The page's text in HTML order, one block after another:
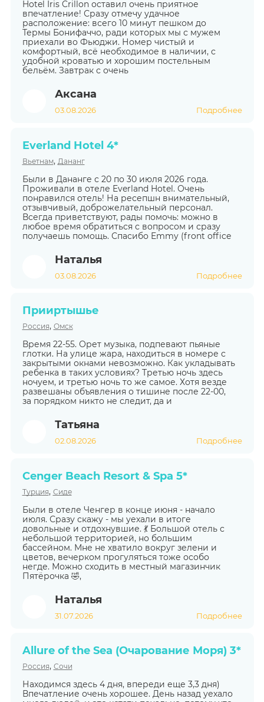
Hotel Iris Crillon оставил очень приятное
впечатление! Сразу отмечу удачное
расположение: всего 10 минут пешком до
Термы Бонифаччо, ради которых мы с мужем
приехали во Фьюджи. Номер чистый и
комфортный, всё необходимое в наличии, с
удобной кроватью и хорошим постельным
бельём. Завтрак с очень
Аксана
03.08.2026 Подробнее
Everland Hotel 4*
Вьетнам, Дананг
Были в Дананге с 20 по 30 июля 2026 года.
Проживали в отеле Everland Hotel. Очень
понравился отель! На ресепшн внимательный,
отзывчивый, доброжелательный персонал.
Всегда приветствуют, рады помочь: можно в
любое время обратиться с вопросом и сразу
получаешь помощь. Спасибо Emmy (front office
Наталья
03.08.2026 Подробнее
Прииртышье
Россия, Омск
Время 22-55. Орет музыка, подпевают пьяные
глотки. На улице жара, находиться в номере с
закрытыми окнами невозможно. Как укладывать
ребенка в таких условиях? Третью ночь здесь
ночуем, и третью ночь то же самое. Хотя везде
развешаны объявления о тишине после 22-00,
за порядком никто не следит, да и
Татьяна
02.08.2026 Подробнее
Cenger Beach Resort & Spa 5*
Турция, Сиде
Были в отеле Ченгер в конце июня - начало
июля. Сразу скажу - мы уехали в итоге
довольные и отдохнувшие. 💃 Большой отель с
небольшой территорией, но большим
бассейном. Мне не хватило вокруг зелени и
цветов, вечерком прогуляться тоже особо
негде. Можно сходить в местный магазинчик
Пятёрочка 🤣,
Наталья
31.07.2026 Подробнее
Allure of the Sea (Очарование Моря) 3*
Россия, Сочи
Находимся здесь 4 дня, впереди еще 3,3 дня)
Впечатление очень хорошее. День назад уехало